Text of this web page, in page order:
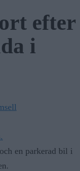
efter
i
en parkerad bil i